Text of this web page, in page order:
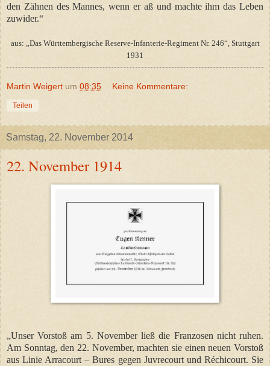
den Zähnen des Mannes, wenn er aß und machte ihm das Leben
zuwider.“
aus: „Das Württembergische Reserve-Infanterie-Regiment Nr. 246“, Stuttgart
1931
Martin Weigert um 08:35 Keine Kommentare:
Teilen
Samstag, 22. November 2014
22. November 1914
„Unser Vorstoß am 5. November ließ die Franzosen nicht ruhen.
Am Sonntag, den 22. November, machten sie einen neuen Vorstoß
aus Linie Arracourt – Bures gegen Juvrecourt und Réchicourt. Sie